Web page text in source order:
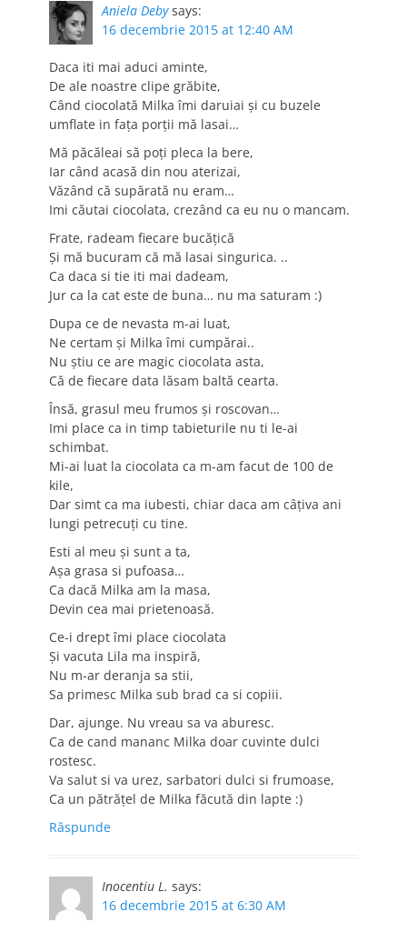
Aniela Deby says:
16 decembrie 2015 at 12:40 AM
Daca iti mai aduci aminte,
De ale noastre clipe grăbite,
Când ciocolată Milka îmi daruiai și cu buzele
umflate in fața porții mă lasai…
Mă păcăleai să poți pleca la bere,
Iar când acasă din nou aterizai,
Văzând că supărată nu eram…
Imi căutai ciocolata, crezând ca eu nu o mancam.
Frate, radeam fiecare bucățică
Și mă bucuram că mă lasai singurica. ..
Ca daca si tie iti mai dadeam,
Jur ca la cat este de buna… nu ma saturam :)
Dupa ce de nevasta m-ai luat,
Ne certam și Milka îmi cumpărai..
Nu știu ce are magic ciocolata asta,
Că de fiecare data lăsam baltă cearta.
Însă, grasul meu frumos și roscovan…
Imi place ca in timp tabieturile nu ti le-ai
schimbat.
Mi-ai luat la ciocolata ca m-am facut de 100 de
kile,
Dar simt ca ma iubesti, chiar daca am câțiva ani
lungi petrecuți cu tine.
Esti al meu și sunt a ta,
Așa grasa si pufoasa…
Ca dacă Milka am la masa,
Devin cea mai prietenoasă.
Ce-i drept îmi place ciocolata
Și vacuta Lila ma inspiră,
Nu m-ar deranja sa stii,
Sa primesc Milka sub brad ca si copiii.
Dar, ajunge. Nu vreau sa va aburesc.
Ca de cand mananc Milka doar cuvinte dulci
rostesc.
Va salut si va urez, sarbatori dulci si frumoase,
Ca un pătrățel de Milka făcută din lapte :)
Răspunde
Inocentiu L. says:
16 decembrie 2015 at 6:30 AM